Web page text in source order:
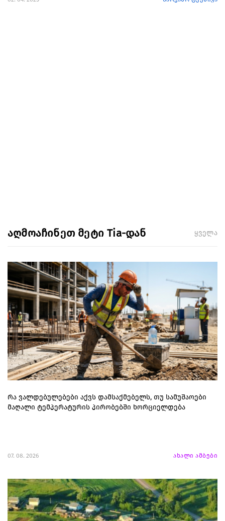
აღმოაჩინეთ მეტი Tia-დან ყველა
რა ვალდებულებები აქვს დამსაქმებელს, თუ სამუშაოები
მაღალი ტემპერატურის პირობებში ხორციელდება
07. 08. 2026 ახალი ამბები